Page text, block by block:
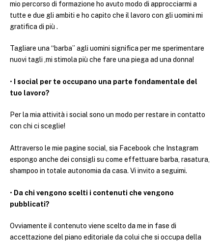
mio percorso di formazione ho avuto modo di approcciarmi a
tutte e due gli ambiti e ho capito che il lavoro con gli uomini mi
gratifica di più .
Tagliare una “barba” agli uomini significa per me sperimentare
nuovi tagli ,mi stimola più che fare una piega ad una donna!
• I social per te occupano una parte fondamentale del
tuo lavoro?
Per la mia attività i social sono un modo per restare in contatto
con chi ci sceglie!
Attraverso le mie pagine social, sia Facebook che Instagram
espongo anche dei consigli su come effettuare barba, rasatura,
shampoo in totale autonomia da casa. Vi invito a seguimi.
• Da chi vengono scelti i contenuti che vengono
pubblicati?
Ovviamente il contenuto viene scelto da me in fase di
accettazione del piano editoriale da colui che si occupa della